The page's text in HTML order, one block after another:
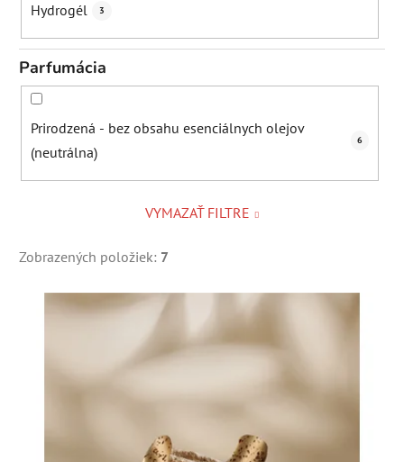
Hydrogél 3
Parfumácia
Prirodzená - bez obsahu esenciálnych olejov
(neutrálna)
6
VYMAZAŤ FILTRE
Zobrazených položiek: 7